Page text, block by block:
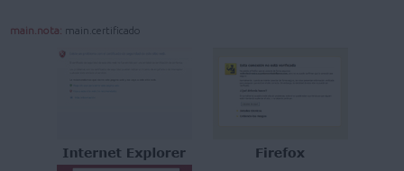
INFORMACIÓN MUNICIPAL
main.nota: main.certificado